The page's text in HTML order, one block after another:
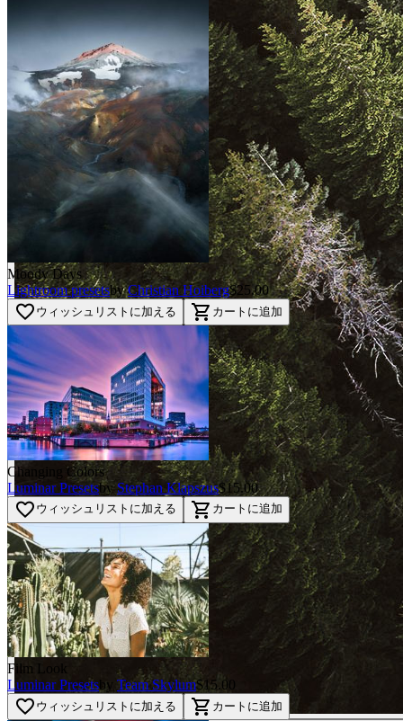
Moody Days
Lightroom presetsby Christian Hoiberg$25.00
favorite_border ウィッシュリストに加える shopping_cart カートに追加
Changing Colors
Luminar Presetsby Stephan Klapszus$15.00
favorite_border ウィッシュリストに加える shopping_cart カートに追加
Film Look
Luminar Presets by Team Skylum$15.00
favorite_border ウィッシュリストに加える shopping_cart カートに追加